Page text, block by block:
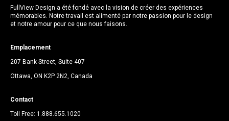
FullView Design a été fondé avec la vision de créer des expériences
mémorables. Notre travail est alimenté par notre passion pour le design
et notre amour pour ce que nous faisons.
Emplacement
207 Bank Street, Suite 407
Ottawa, ON K2P 2N2, Canada
Contact
Toll Free: 1.888.655.1020